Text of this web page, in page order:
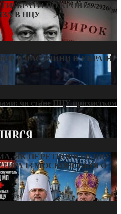
БРАТИ ПО КРОВІ:
В ПЦУ
В ЧАС ВІЙНИ В УКРАЇНІ
чи стане ПЦУ прихистком
ЯК ПЕРЕТВОРИТИ ПЦУ
ІЗ МОСКОВСЬКОГО